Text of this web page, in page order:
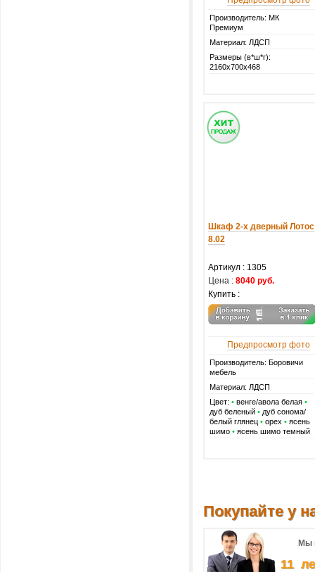
Производитель: МК
Премиум
Материал: ЛДСП
Размеры (в*ш*г):
2160х700х468
Шкаф 2-х дверный Лотос
8.02
Артикул : 1305
Цена : 8040 руб.
Купить :
Предпросмотр фото
Производитель: Боровичи
мебель
Материал: ЛДСП
Цвет: • венге/авола белая •
дуб беленый • дуб сонома/
белый глянец • орех • ясень
шимо • ясень шимо темный
Покупайте у
Мы
11